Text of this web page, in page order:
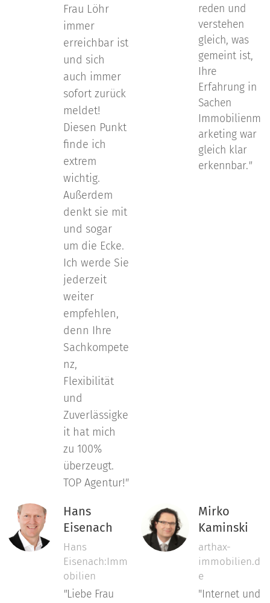
Frau Löhr
immer
erreichbar ist
und sich
auch immer
sofort zurück
meldet!
Diesen Punkt
finde ich
extrem
wichtig.
Außerdem
denkt sie mit
und sogar
um die Ecke.
Ich werde Sie
jederzeit
weiter
empfehlen,
denn Ihre
Sachkompete
nz,
Flexibilität
und
Zuverlässigke
it hat mich
zu 100%
überzeugt.
TOP Agentur!"
reden und
verstehen
gleich, was
gemeint ist,
Ihre
Erfahrung in
Sachen
Immobilienm
arketing war
gleich klar
erkennbar."
Hans
Eisenach
Hans
Eisenach:Imm
obilien
"Liebe Frau
Mirko
Kaminski
arthax-
immobilien.d
e
"Internet und